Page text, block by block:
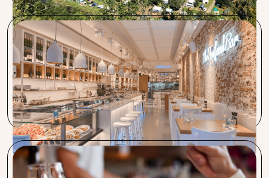
The Seafood bar
Het is enorm prettig als een persoon zoals Wilco z’n best
doet om bepaalde inkoopprijzen te managen. Procent
levert uitstekend werk!